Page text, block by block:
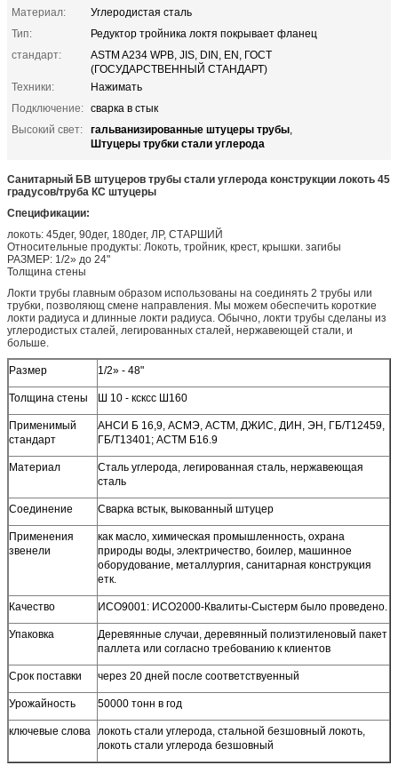
Материал:
Углеродистая сталь
Тип:
Редуктор тройника локтя покрывает фланец
стандарт:
ASTM A234 WPB, JIS, DIN, EN, ГОСТ
(ГОСУДАРСТВЕННЫЙ СТАНДАРТ)
Техники:
Нажимать
Подключение: сварка в стык
Высокий свет:
гальванизированные штуцеры трубы,
Штуцеры трубки стали углерода
Санитарный БВ штуцеров трубы стали углерода конструкции локоть 45
градусов/труба КС штуцеры
Спецификации:
локоть: 45дег, 90дег, 180дег, ЛР, СТАРШИЙ
Относительные продукты: Локоть, тройник, крест, крышки. загибы
РАЗМЕР: 1/2» до 24"
Толщина стены
Локти трубы главным образом использованы на соединять 2 трубы или
трубки, позволяющ смене направления. Мы можем обеспечить короткие
локти радиуса и длинные локти радиуса. Обычно, локти трубы сделаны из
углеродистых сталей, легированных сталей, нержавеющей стали, и
больше.
Размер 1/2» - 48"
Толщина стены Ш 10 - ксксс Ш160
Применимый
стандарт
АНСИ Б 16,9, АСМЭ, АСТМ, ДЖИС, ДИН, ЭН, ГБ/Т12459,
ГБ/Т13401; АСТМ Б16.9
Материал
Сталь углерода, легированная сталь, нержавеющая
сталь
Соединение Сварка встык, выкованный штуцер
Применения
звенели
как масло, химическая промышленность, охрана
природы воды, электричество, боилер, машинное
оборудование, металлургия, санитарная конструкция
етк.
Качество ИСО9001: ИСО2000-Квалиты-Сыстерм было проведено.
Упаковка
Деревянные случаи, деревянный полиэтиленовый пакет
паллета или согласно требованию к клиентов
Срок поставки через 20 дней после соответствуенный
Урожайность 50000 тонн в год
ключевые слова локоть стали углерода, стальной безшовный локоть,
локоть стали углерода безшовный